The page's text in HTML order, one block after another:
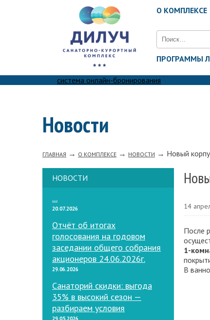
О КОМПЛЕКСЕ
Найти:
ПРОГРАММЫ
система онлайн-бронирования
Новости
ГЛАВНАЯ → О КОМПЛЕКСЕ → НОВОСТИ → Новый
НОВОСТИ
...
20.07.2026
Отчёт об итогах
голосования на годовом
заседании общего собрания
акционеров 24.06.2026г.
29.06.2026
Санаторий скидки: выгода
35% в высокий сезон —
разбираем условия
14
После
1-
В